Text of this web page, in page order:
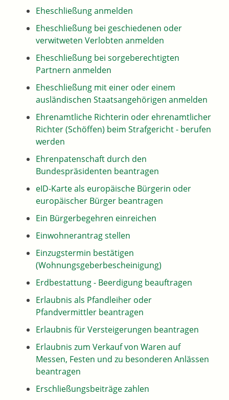
Eheschließung anmelden
Eheschließung bei geschiedenen oder
verwitweten Verlobten anmelden
Eheschließung bei sorgeberechtigten
Partnern anmelden
Eheschließung mit einer oder einem
ausländischen Staatsangehörigen anmelden
Ehrenamtliche Richterin oder ehrenamtlicher
Richter (Schöffen) beim Strafgericht - berufen
werden
Ehrenpatenschaft durch den
Bundespräsidenten beantragen
eID-Karte als europäische Bürgerin oder
europäischer Bürger beantragen
Ein Bürgerbegehren einreichen
Einwohnerantrag stellen
Einzugstermin bestätigen
(Wohnungsgeberbescheinigung)
Erdbestattung - Beerdigung beauftragen
Erlaubnis als Pfandleiher oder
Pfandvermittler beantragen
Erlaubnis für Versteigerungen beantragen
Erlaubnis zum Verkauf von Waren auf
Messen, Festen und zu besonderen Anlässen
beantragen
Erschließungsbeiträge zahlen